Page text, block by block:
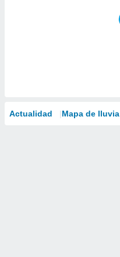
Actualidad Mapa de lluvia